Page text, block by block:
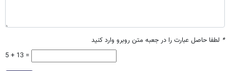
* لطفا حاصل عبارت را در جعبه متن روبرو وارد کنید
5 + 13 =